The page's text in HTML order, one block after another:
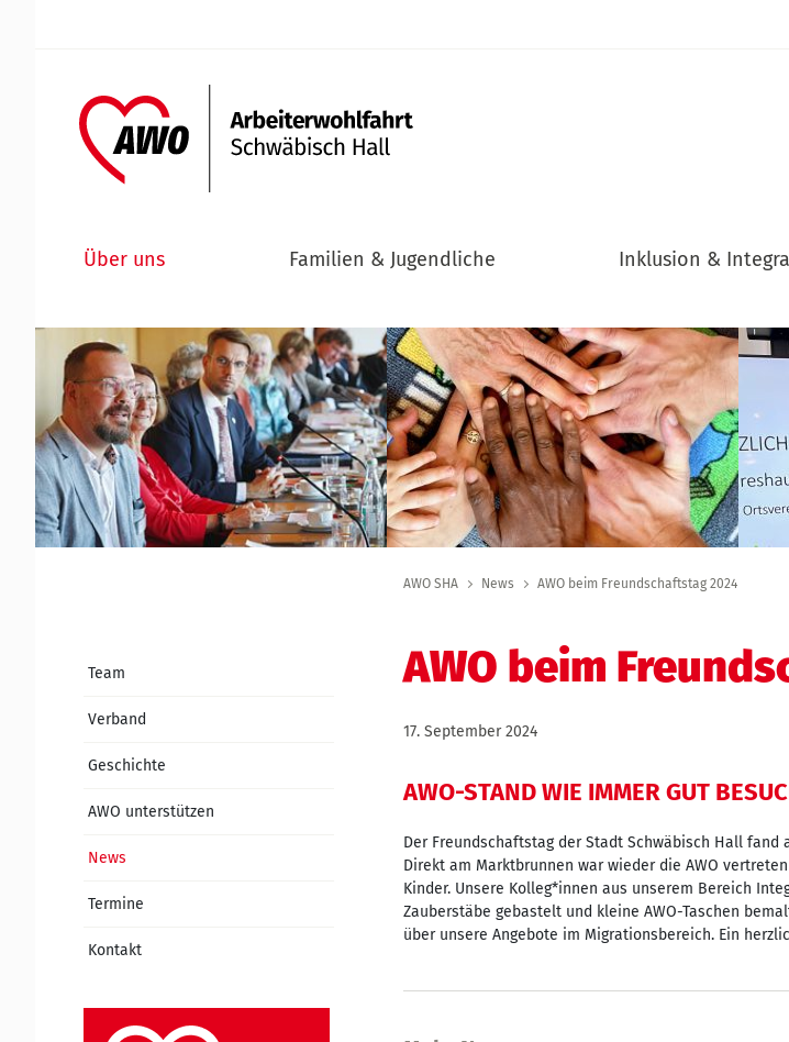
Über uns Familien & Jugendliche Inklusion &
AWO SHA News AWO beim Freundschaftstag 2024
AWO beim
17. September 2024
AWO-STAND WIE IMMER GUT
Der Freundschaftstag der Stadt Schwäbisch Hall fand
Direkt am Marktbrunnen war wieder die AWO
Kinder. Unsere Kolleg*innen aus unserem Bereich
Zauberstäbe gebastelt und kleine AWO-Taschen
über unsere Angebote im Migrationsbereich. Ein
Team
Verband
Geschichte
AWO unterstützen
News
Termine
Kontakt